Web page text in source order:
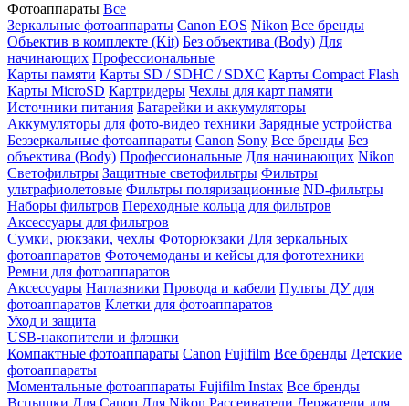
Фотоаппараты Все
Зеркальные фотоаппараты Canon EOS Nikon Все бренды
Объектив в комплекте (Kit) Без объектива (Body) Для
начинающих Профессиональные
Карты памяти Карты SD / SDHC / SDXC Карты Compact Flash
Карты MicroSD Картридеры Чехлы для карт памяти
Источники питания Батарейки и аккумуляторы
Аккумуляторы для фото-видео техники Зарядные устройства
Беззеркальные фотоаппараты Canon Sony Все бренды Без
объектива (Body) Профессиональные Для начинающих Nikon
Светофильтры Защитные светофильтры Фильтры
ультрафиолетовые Фильтры поляризационные ND-фильтры
Наборы фильтров Переходные кольца для фильтров
Аксессуары для фильтров
Сумки, рюкзаки, чехлы Фоторюкзаки Для зеркальных
фотоаппаратов Фоточемоданы и кейсы для фототехники
Ремни для фотоаппаратов
Аксессуары Наглазники Провода и кабели Пульты ДУ для
фотоаппаратов Клетки для фотоаппаратов
Уход и защита
USB-накопители и флэшки
Компактные фотоаппараты Canon Fujifilm Все бренды Детские
фотоаппараты
Моментальные фотоаппараты Fujifilm Instax Все бренды
Вспышки Для Canon Для Nikon Рассеиватели Держатели для